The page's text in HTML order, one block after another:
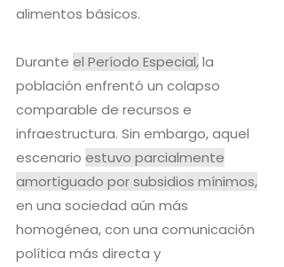
alimentos básicos.
Durante el Período Especial,la
población enfrentó un colapso
comparable de recursos e
infraestructura. Sin embargo, aquel
escenario estuvo parcialmente
amortiguado por subsidios mínimos,
en una sociedad aún más
homogénea, con una comunicación
política más directa y